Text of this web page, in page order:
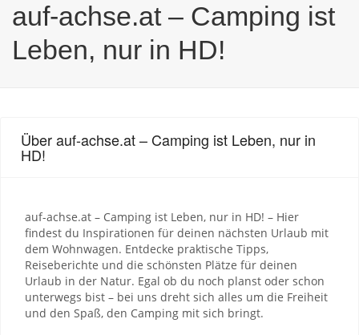
auf-achse.at – Camping ist
Leben, nur in HD!
Über auf-achse.at – Camping ist Leben, nur in
HD!
auf-achse.at – Camping ist Leben, nur in HD! – Hier
findest du Inspirationen für deinen nächsten Urlaub mit
dem Wohnwagen. Entdecke praktische Tipps,
Reiseberichte und die schönsten Plätze für deinen
Urlaub in der Natur. Egal ob du noch planst oder schon
unterwegs bist – bei uns dreht sich alles um die Freiheit
und den Spaß, den Camping mit sich bringt.